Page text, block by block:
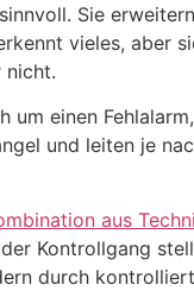
Sie
vieles,
nicht.
einen
und leiten je
aus
Kontrollgang
durch